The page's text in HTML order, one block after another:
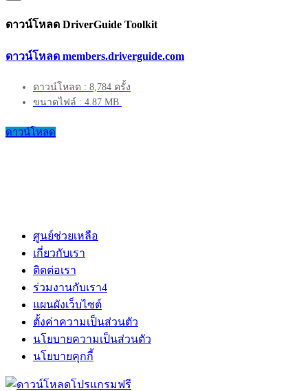
ดาวน์โหลด DriverGuide Toolkit
ดาวน์โหลด members.driverguide.com
ดาวน์โหลด : 8,784 ครั้ง
ขนาดไฟล์ : 4.87 MB.
ดาวน์โหลด
ศูนย์ช่วยเหลือ
เกี่ยวกับเรา
ติดต่อเรา
ร่วมงานกับเรา4
แผนผังเว็บไซต์
ตั้งค่าความเป็นส่วนตัว
นโยบายความเป็นส่วนตัว
นโยบายคุกกี้